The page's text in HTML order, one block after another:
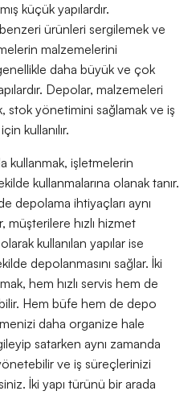
küçük yapılardır.
benzeri ürünleri sergilemek ve
malzemelerini
daha büyük ve çok
Depolar, malzemeleri
stok yönetimini sağlamak ve iş
kullanılır.
kullanmak, işletmelerin
kullanmalarına olanak tanır.
depolama ihtiyaçları aynı
müşterilere hızlı hizmet
kullanılan yapılar ise
depolanmasını sağlar. İki
hem hızlı servis hem de
Hem büfe hem de depo
daha organize hale
satarken aynı zamanda
ve iş süreçlerinizi
İki yapı türünü bir arada